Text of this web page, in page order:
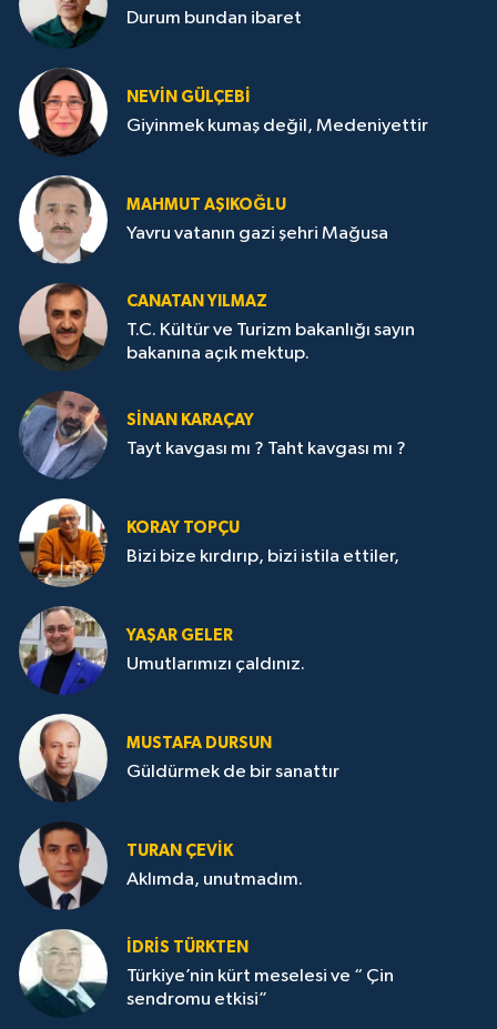
Durum bundan ibaret
NEVİN GÜLÇEBİ
Giyinmek kumaş değil, Medeniyettir
MAHMUT AŞIKOĞLU
Yavru vatanın gazi şehri Mağusa
CANATAN YILMAZ
T.C. Kültür ve Turizm bakanlığı sayın
bakanına açık mektup.
SİNAN KARAÇAY
Tayt kavgası mı ? Taht kavgası mı ?
KORAY TOPÇU
Bizi bize kırdırıp, bizi istila ettiler,
YAŞAR GELER
Umutlarımızı çaldınız.
MUSTAFA DURSUN
Güldürmek de bir sanattır
TURAN ÇEVİK
Aklımda, unutmadım.
İDRİS TÜRKTEN
Türkiye’nin kürt meselesi ve “ Çin
sendromu etkisi”